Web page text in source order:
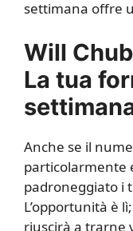
settimana offre
Will
La tua
Anche se il
particolarmente
padroneggiato i
L’opportunità è
riuscirà a trarne